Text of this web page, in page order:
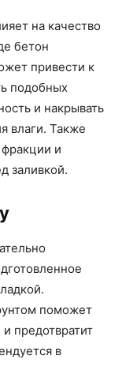
на качество
бетон
привести к
подобных
и накрывать
влаги. Также
и
заливкой.
поможет
предотвратит
в